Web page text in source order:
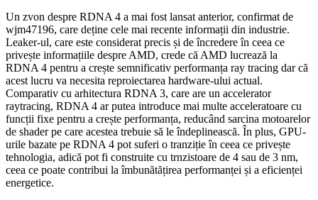
Un zvon despre RDNA 4 a mai fost lansat anterior, confirmat de
wjm47196, care deține cele mai recente informații din industrie.
Leaker-ul, care este considerat precis și de încredere în ceea ce
privește informațiile despre AMD, crede că AMD lucrează la
RDNA 4 pentru a crește semnificativ performanța ray tracing dar că
acest lucru va necesita reproiectarea hardware-ului actual.
Comparativ cu arhitectura RDNA 3, care are un accelerator
raytracing, RDNA 4 ar putea introduce mai multe acceleratoare cu
funcții fixe pentru a crește performanța, reducând sarcina motoarelor
de shader pe care acestea trebuie să le îndeplinească. În plus, GPU-
urile bazate pe RDNA 4 pot suferi o tranziție în ceea ce privește
tehnologia, adică pot fi construite cu trnzistoare de 4 sau de 3 nm,
ceea ce poate contribui la îmbunătățirea performanței și a eficienței
energetice.